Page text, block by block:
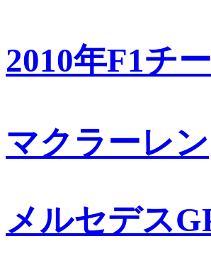
2010年F1チ
マクラーレン
メルセデス